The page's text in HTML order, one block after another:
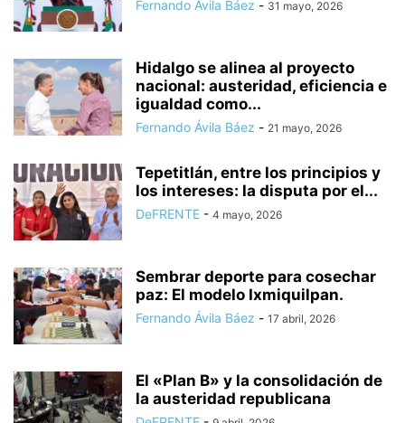
MIXQUIAHUALA MUNICIPIOS
PODER LEGISLATIVO POLÍTICA PROTECCIÓN CIVIL PUBLICIDAD
QUIÉNES SOMOS REGIONAL SALUD Y BIENESTAR SECTOR LABORAL
SEGURIDAD SIN CATEGORÍA SOCIEDAD
TEPEJI DEL RÍO TIZAYUCA TULA TURISMO
Fernando Ávila Báez - 31 mayo, 2026
Hidalgo se alinea al proyecto
nacional: austeridad, eficiencia e
igualdad como...
Fernando Ávila Báez - 21 mayo, 2026
Tepetitlán, entre los principios y
los intereses: la disputa por el...
DeFRENTE - 4 mayo, 2026
Sembrar deporte para cosechar
paz: El modelo Ixmiquilpan.
Fernando Ávila Báez - 17 abril, 2026
El «Plan B» y la consolidación de
la austeridad republicana